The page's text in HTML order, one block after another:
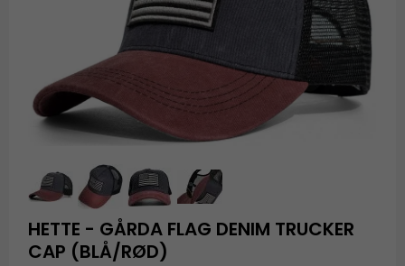
HETTE - GÅRDA FLAG DENIM TRUCKER
CAP (BLÅ/RØD)